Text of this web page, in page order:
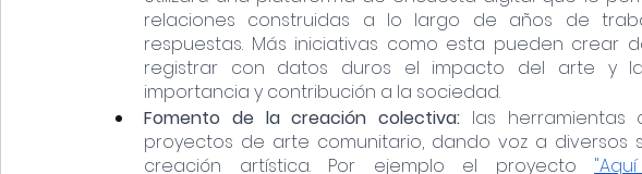
relaciones construidas a lo largo de años de
respuestas. Más iniciativas como esta pueden crear
registrar con datos duros el impacto del arte y
importancia y contribución a la sociedad.
Fomento de la creación colectiva: las herramientas
proyectos de arte comunitario, dando voz a
creación artística. Por ejemplo el proyecto